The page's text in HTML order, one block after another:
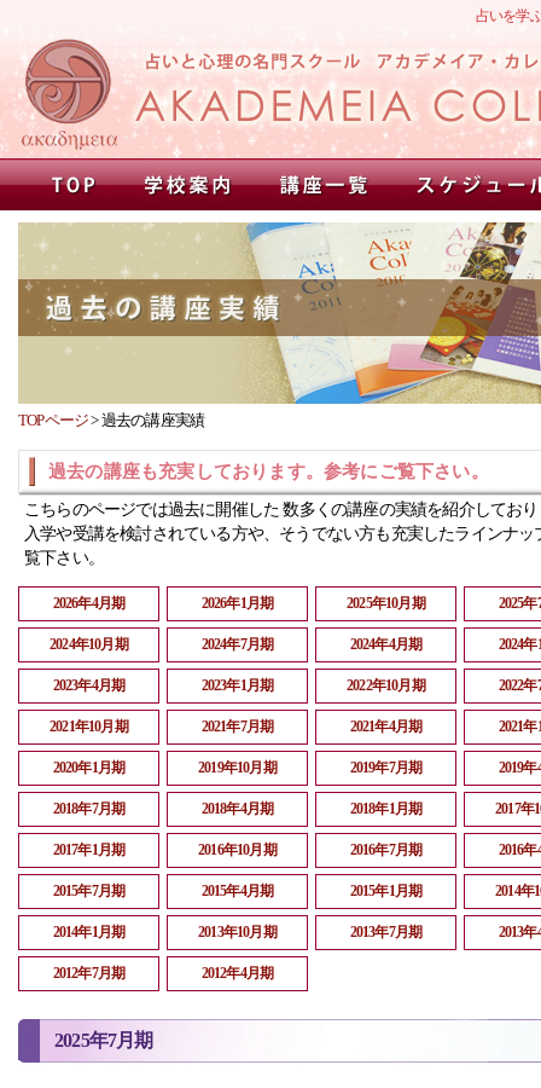
占いを学
TOPページ>過去の講座実績
過去の講座も充実しております。参考にご覧下さい。
こちらのページでは過去に開催した 数多くの講座の実績を紹介してお
入学や受講を検討されている方や、そうでない方も充実したラインナッ
覧下さい。
2026年4月期 2026年1月期 2025年10月期 2025
2024年10月期 2024年7月期 2024年4月期 2024
2023年4月期 2023年1月期 2022年10月期 2022
2021年10月期 2021年7月期 2021年4月期 2021
2020年1月期 2019年10月期 2019年7月期 2019
2018年7月期 2018年4月期 2018年1月期 2017年
2017年1月期 2016年10月期 2016年7月期 2016
2015年7月期 2015年4月期 2015年1月期 2014年
2014年1月期 2013年10月期 2013年7月期 2013
2012年7月期 2012年4月期
2025年7月期